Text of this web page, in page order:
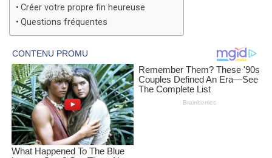
Créer votre propre fin heureuse
Questions fréquentes